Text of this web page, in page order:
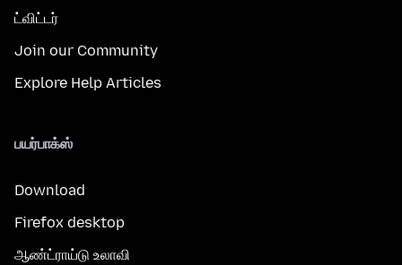
ட்விட்டர்
Join our Community
Explore Help Articles
பயர்பாக்ஸ்
Download
Firefox desktop
ஆண்ட்ராய்டு உலாவி